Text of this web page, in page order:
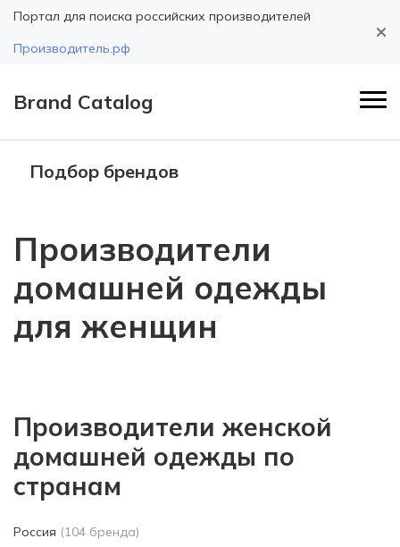
Портал для поиска российских производителей
Производитель.рф
Brand Catalog
Подбор брендов
Производители
домашней одежды
для женщин
Производители женской
домашней одежды по
странам
Россия (104 бренда)